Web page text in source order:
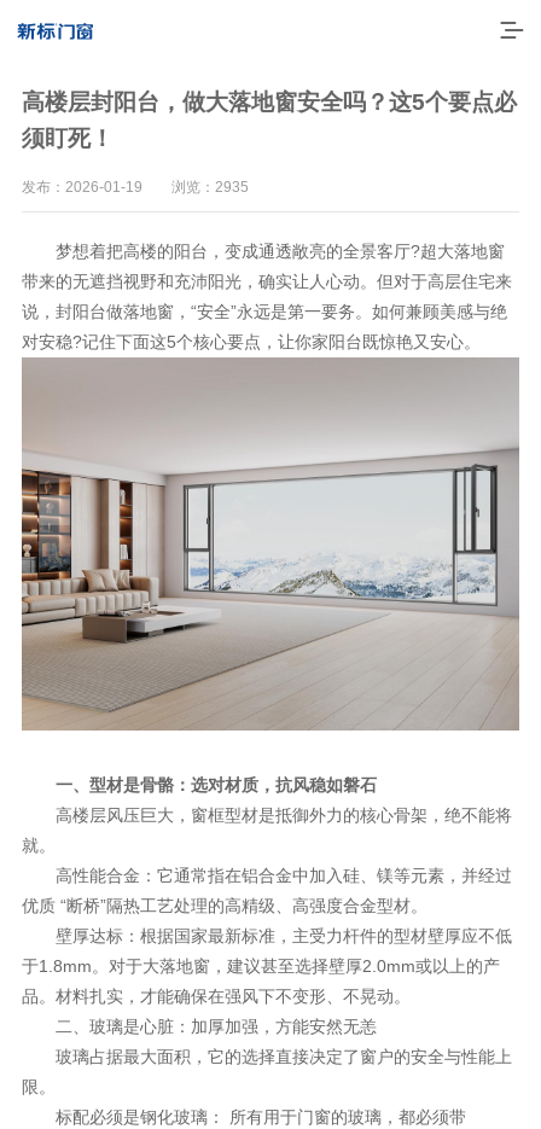
一体化产品
门窗实力派
理想生活
新视界
新标赋能中心
新标铝业
高楼层封阳台，做大落地窗安全吗？这5个要点必
须盯死！
发布：2026-01-19 浏览：2935
梦想着把高楼的阳台，变成通透敞亮的全景客厅?超大落地窗
带来的无遮挡视野和充沛阳光，确实让人心动。但对于高层住宅来
说，封阳台做落地窗，“安全”永远是第一要务。如何兼顾美感与绝
对安稳?记住下面这5个核心要点，让你家阳台既惊艳又安心。
一、型材是骨骼：选对材质，抗风稳如磐石
高楼层风压巨大，窗框型材是抵御外力的核心骨架，绝不能将
就。
高性能合金：它通常指在铝合金中加入硅、镁等元素，并经过
优质 “断桥”隔热工艺处理的高精级、高强度合金型材。
壁厚达标：根据国家最新标准，主受力杆件的型材壁厚应不低
于1.8mm。对于大落地窗，建议甚至选择壁厚2.0mm或以上的产
品。材料扎实，才能确保在强风下不变形、不晃动。
二、玻璃是心脏：加厚加强，方能安然无恙
玻璃占据最大面积，它的选择直接决定了窗户的安全与性能上
限。
标配必须是钢化玻璃： 所有用于门窗的玻璃，都必须带